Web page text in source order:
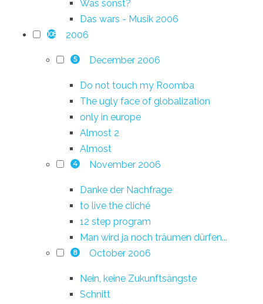
Was sonst?
Das wars - Musik 2006
108 2006
5 December 2006
Do not touch my Roomba
The ugly face of globalization
only in europe
Almost 2
Almost
4 November 2006
Danke der Nachfrage
to live the cliché
12 step program
Man wird ja noch träumen dürfen...
8 October 2006
Nein, keine Zukunftsängste
Schnitt